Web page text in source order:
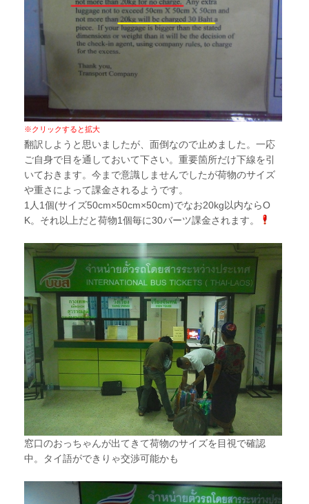
※クリックすると拡大
翻訳しようと思いましたが、面倒なので止めました。一応
ご自身で目を通しておいて下さい。重要箇所だけ下線を引
いておきます。今まで意識しませんでしたが荷物のサイズ
や重さによって課金されるようです。
1人1個(サイズ50cm×50cm×50cm)でなお20kg以内ならO
K。それ以上だと荷物1個毎に30バーツ課金されます。
窓口のおっちゃんが出てきて荷物のサイズを目視で確認
中。タイ語ができりゃ交渉可能かも